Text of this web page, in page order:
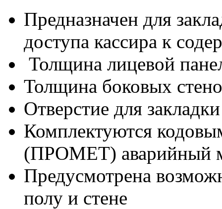
Предназначен для
доступа кассира к
Толщина лицевой
Толщина боковых
Отверстие для
Комплектуются
(ПРОМЕТ) аварийный
Предусмотрена
полу и стене